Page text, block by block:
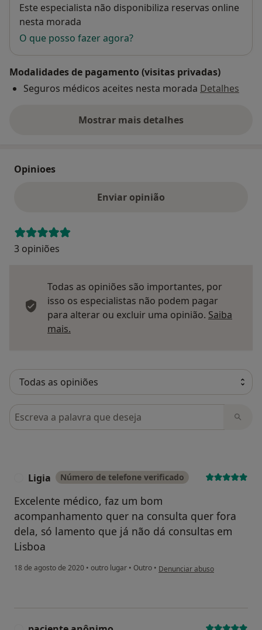
Disponibilidade
Este especialista não disponibiliza reservas online
nesta morada
O que posso fazer agora?
Modalidades de pagamento (visitas privadas)
Seguros médicos aceites nesta morada Detalhes
Mostrar mais detalhes
sobre o endereço
Opinioes
Enviar opinião
3 opiniões
Todas as opiniões são importantes, por
isso os especialistas não podem pagar
para alterar ou excluir uma opinião. Saiba
mais.
Pesquisar em opiniões
Ligia Número de telefone verificado
Excelente médico, faz um bom
acompanhamento quer na consulta quer fora
dela, só lamento que já não dá consultas em
Lisboa
18 de agosto de 2020 • outro lugar • Outro • na opinião do utilizador Ligia
Denunciar abuso